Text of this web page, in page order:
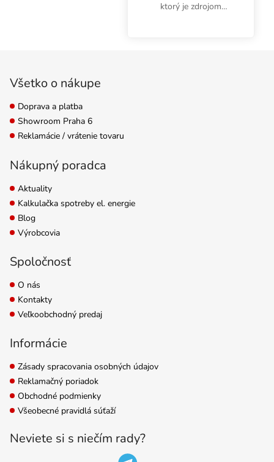
ktorý je zdrojom
Všetko o nákupe
Doprava a platba
Showroom Praha 6
Reklamácie / vrátenie tovaru
Nákupný poradca
Aktuality
Kalkulačka spotreby el. energie
Blog
Výrobcovia
Spoločnosť
O nás
Kontakty
Veľkoobchodný predaj
Informácie
Zásady spracovania osobných údajov
Reklamačný poriadok
Obchodné podmienky
Všeobecné pravidlá súťaží
Neviete si s niečím rady?